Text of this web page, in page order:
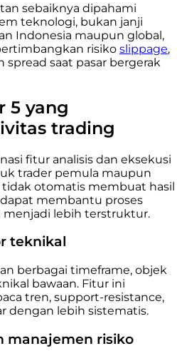
sebaiknya dipahami
teknologi, bukan janji
Indonesia maupun global,
risiko slippage,
spread saat pasar bergerak
5 yang
trading
fitur analisis dan eksekusi
trader pemula maupun
otomatis membuat hasil
membantu proses
lebih terstruktur.
teknikal
berbagai timeframe, objek
bawaan. Fitur ini
tren, support-resistance,
dengan lebih sistematis.
manajemen risiko